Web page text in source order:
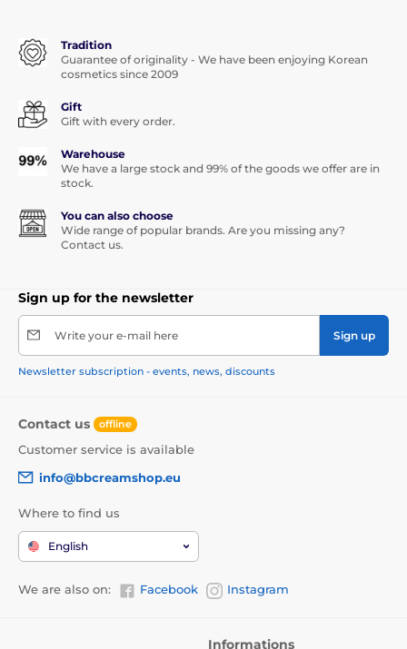
Tradition
Guarantee of originality - We have been enjoying Korean
cosmetics since 2009
Gift
Gift with every order.
Warehouse
We have a large stock and 99% of the goods we offer are in
stock.
You can also choose
Wide range of popular brands. Are you missing any?
Contact us.
Sign up for the newsletter
Write your e-mail here Sign up
Newsletter subscription - events, news, discounts
Contact us offline
Customer service is available
info@bbcreamshop.eu
Where to find us
English
We are also on: Facebook Instagram
Informations